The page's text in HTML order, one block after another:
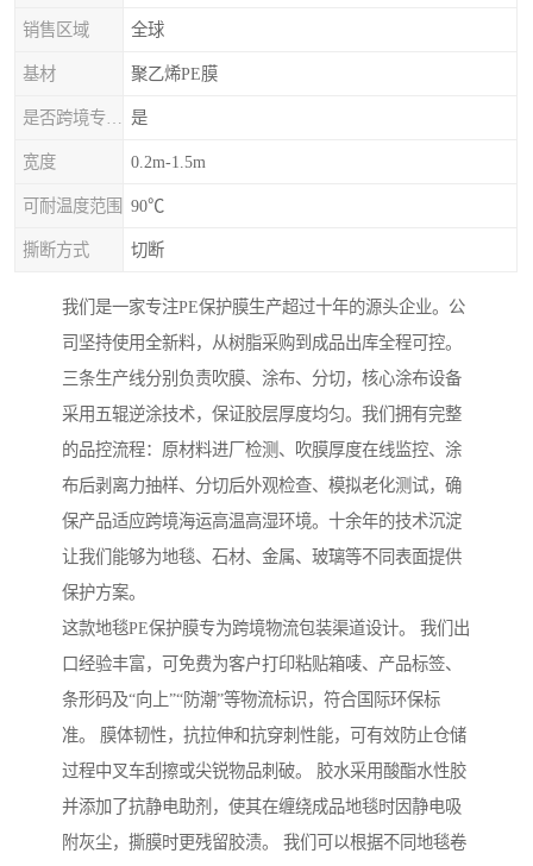
销售区域 全球
基材 聚乙烯PE膜
是
宽度 0.2m-1.5m
可耐温度范围 90℃
撕断方式 切断
我们是一家专注PE保护膜生产超过十年的源头企业。公
司坚持使用全新料，从树脂采购到成品出库全程可控。
三条生产线分别负责吹膜、涂布、分切，核心涂布设备
采用五辊逆涂技术，保证胶层厚度均匀。我们拥有完整
的品控流程：原材料进厂检测、吹膜厚度在线监控、涂
布后剥离力抽样、分切后外观检查、模拟老化测试，确
保产品适应跨境海运高温高湿环境。十余年的技术沉淀
让我们能够为地毯、石材、金属、玻璃等不同表面提供
保护方案。
这款地毯PE保护膜专为跨境物流包装渠道设计。 我们出
口经验丰富，可免费为客户打印粘贴箱唛、产品标签、
条形码及“向上”“防潮”等物流标识，符合国际环保标
准。 膜体韧性，抗拉伸和抗穿刺性能，可有效防止仓储
过程中叉车刮擦或尖锐物品刺破。 胶水采用酸酯水性胶
并添加了抗静电助剂，使其在缠绕成品地毯时因静电吸
附灰尘，撕膜时更残留胶渍。 我们可以根据不同地毯卷